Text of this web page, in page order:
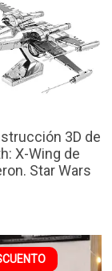
3D de
X-Wing de
Star Wars